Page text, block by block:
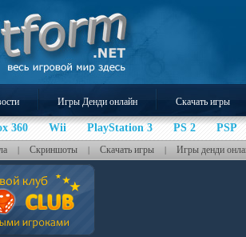
Игры Денди онлайн Скачать игры
360 Wii PlayStation 3 PS 2 PSP
| Скриншоты | Скачать игры | Игры денди